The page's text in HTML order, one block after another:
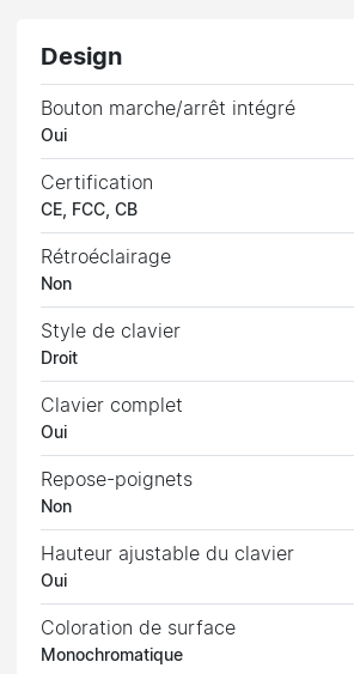
Design
Bouton marche/arrêt intégré
Oui
Certification
CE, FCC, CB
Rétroéclairage
Non
Style de clavier
Droit
Clavier complet
Oui
Repose-poignets
Non
Hauteur ajustable du clavier
Oui
Coloration de surface
Monochromatique